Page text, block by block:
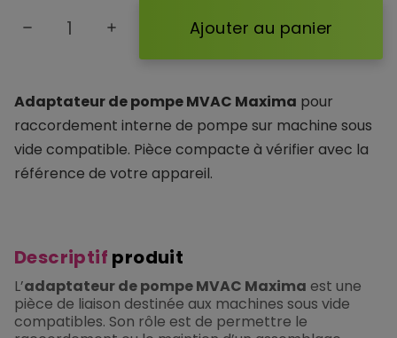
Adaptateur de pompe MVAC Maxima pour
raccordement interne de pompe sur machine sous
vide compatible. Pièce compacte à vérifier avec la
référence de votre appareil.
remove add Ajouter au panier
Descriptif produit
L’adaptateur de pompe MVAC Maxima est une
pièce de liaison destinée aux machines sous vide
compatibles. Son rôle est de permettre le